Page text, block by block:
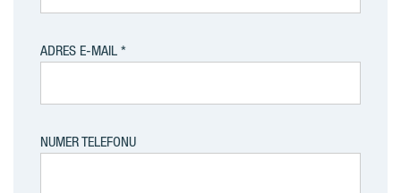
ADRES E-MAIL
NUMER TELEFONU